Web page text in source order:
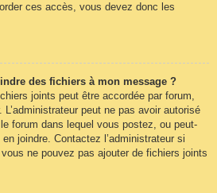
ces accès, vous devez donc les
des fichiers à mon message ?
joints peut être accordée par forum,
peut ne pas avoir autorisé
forum dans lequel vous postez, ou peut-
joindre. Contactez l’administrateur si
ne pouvez pas ajouter de fichiers joints